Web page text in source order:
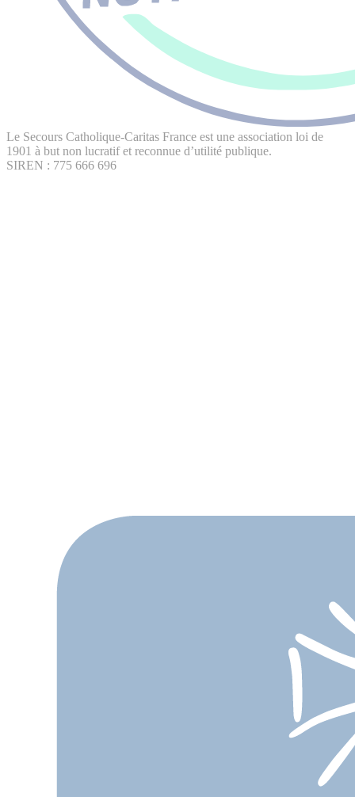
Le Secours Catholique-Caritas France est une association loi de
1901 à but non lucratif et reconnue d’utilité publique.
SIREN : 775 666 696